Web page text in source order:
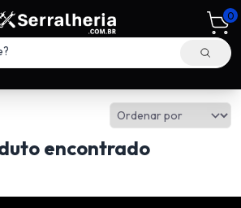
0
encontrado